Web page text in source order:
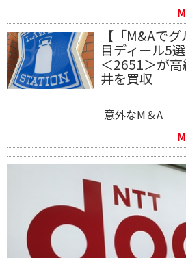
【「M&Aで
目ディール5
＜2651＞が
井を買収
意外なM＆A